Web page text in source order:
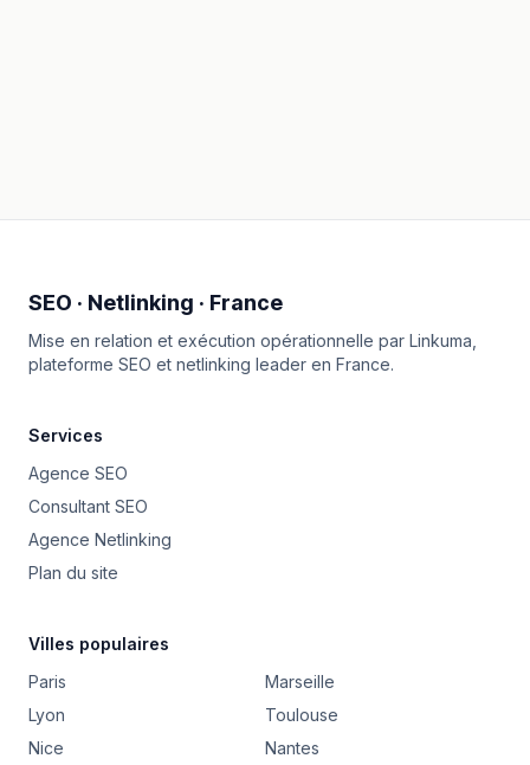
SEO · Netlinking · France
Mise en relation et exécution opérationnelle par Linkuma
plateforme SEO et netlinking leader en France.
Services
Agence SEO
Consultant SEO
Agence Netlinking
Plan du site
Villes populaires
Paris
Marseille
Lyon
Toulouse
Nice
Nantes